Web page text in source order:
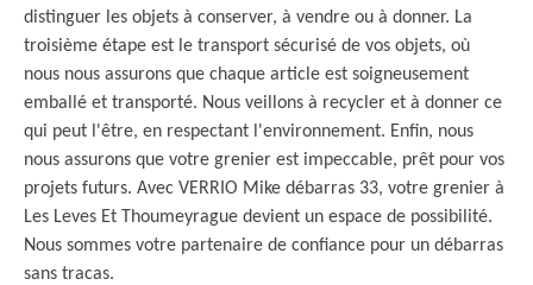
distinguer les objets à conserver, à vendre ou à donner. La
troisième étape est le transport sécurisé de vos objets, où
nous nous assurons que chaque article est soigneusement
emballé et transporté. Nous veillons à recycler et à donner ce
qui peut l'être, en respectant l'environnement. Enfin, nous
nous assurons que votre grenier est impeccable, prêt pour vos
projets futurs. Avec VERRIO Mike débarras 33, votre grenier à
Les Leves Et Thoumeyrague devient un espace de possibilité.
Nous sommes votre partenaire de confiance pour un débarras
sans tracas.